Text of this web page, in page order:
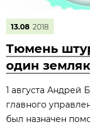
13.08 2018
Тюмень
один
1 августа Андрей
главного
был назначен